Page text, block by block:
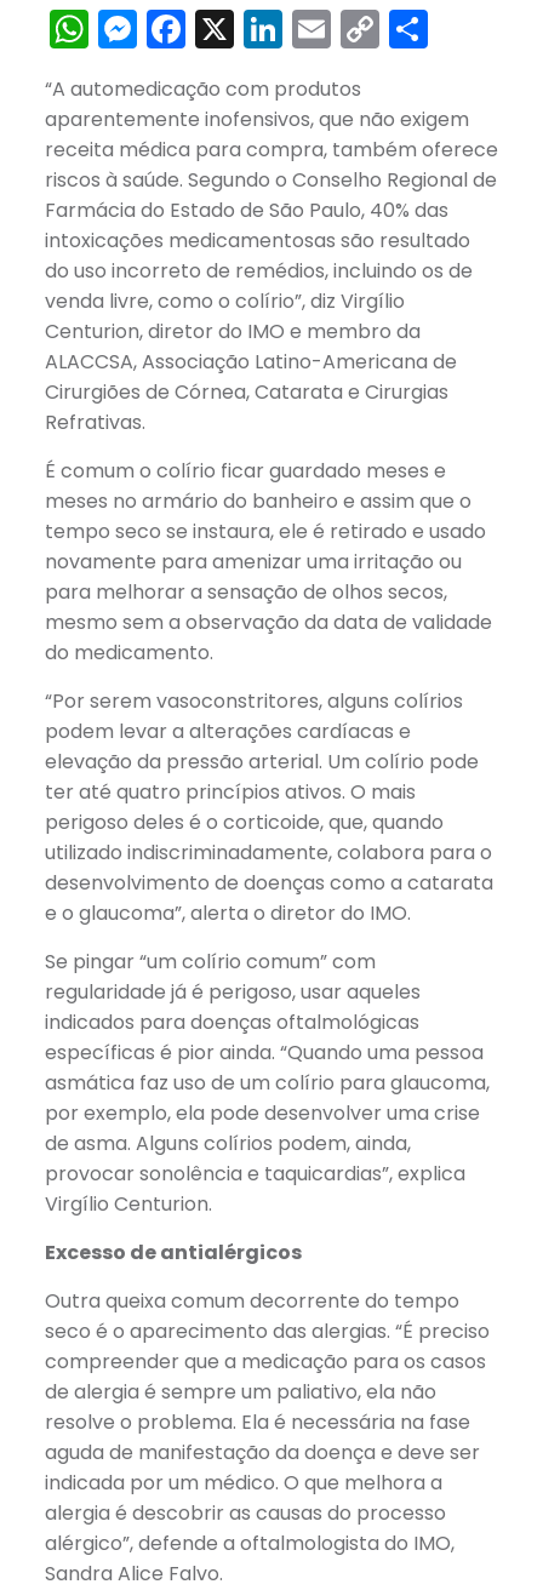
WhatsApp
Messenger
Facebook
X LinkedIn
Email
Copy
Link
Share
“A automedicação com produtos
aparentemente inofensivos, que não exigem
receita médica para compra, também oferece
riscos à saúde. Segundo o Conselho Regional de
Farmácia do Estado de São Paulo, 40% das
intoxicações medicamentosas são resultado
do uso incorreto de remédios, incluindo os de
venda livre, como o colírio”, diz Virgílio
Centurion, diretor do IMO e membro da
ALACCSA, Associação Latino-Americana de
Cirurgiões de Córnea, Catarata e Cirurgias
Refrativas.
É comum o colírio ficar guardado meses e
meses no armário do banheiro e assim que o
tempo seco se instaura, ele é retirado e usado
novamente para amenizar uma irritação ou
para melhorar a sensação de olhos secos,
mesmo sem a observação da data de validade
do medicamento.
“Por serem vasoconstritores, alguns colírios
podem levar a alterações cardíacas e
elevação da pressão arterial. Um colírio pode
ter até quatro princípios ativos. O mais
perigoso deles é o corticoide, que, quando
utilizado indiscriminadamente, colabora para o
desenvolvimento de doenças como a catarata
e o glaucoma”, alerta o diretor do IMO.
Se pingar “um colírio comum” com
regularidade já é perigoso, usar aqueles
indicados para doenças oftalmológicas
específicas é pior ainda. “Quando uma pessoa
asmática faz uso de um colírio para glaucoma,
por exemplo, ela pode desenvolver uma crise
de asma. Alguns colírios podem, ainda,
provocar sonolência e taquicardias”, explica
Virgílio Centurion.
Excesso de antialérgicos
Outra queixa comum decorrente do tempo
seco é o aparecimento das alergias. “É preciso
compreender que a medicação para os casos
de alergia é sempre um paliativo, ela não
resolve o problema. Ela é necessária na fase
aguda de manifestação da doença e deve ser
indicada por um médico. O que melhora a
alergia é descobrir as causas do processo
alérgico”, defende a oftalmologista do IMO,
Sandra Alice Falvo.